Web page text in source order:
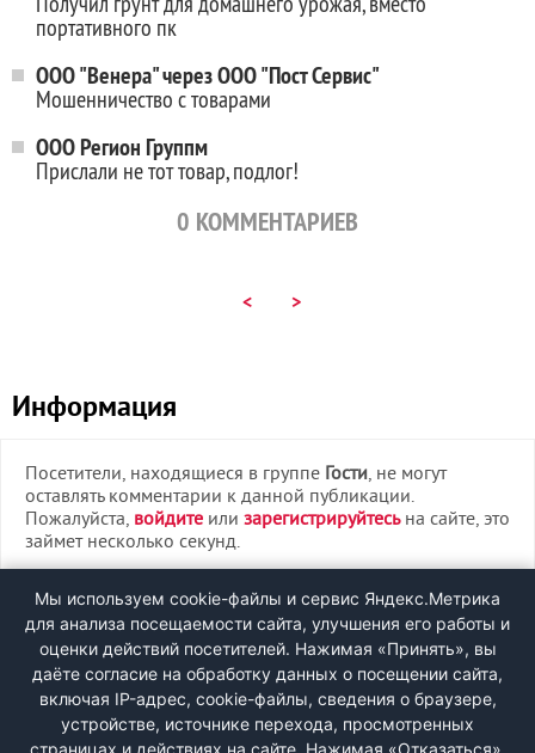
портативного пк
ООО "Венера" через ООО "Пост Сервис"
Мошенничество с товарами
ООО Регион Группм
Прислали не тот товар, подлог!
0 КОММЕНТАРИЕВ
< >
Информация
Посетители, находящиеся в группе Гости, не могут
оставлять комментарии к данной публикации.
Пожалуйста, войдите или зарегистрируйтесьна сайте, это
займет несколько секунд.
ВХОД
РЕГИСТРАЦИЯ
Быстрая регистрациячерез соцсети:
Мы используем cookie-файлы и сервис Яндекс.Метрика
для анализа посещаемости сайта, улучшения его работы и
оценки действий посетителей. Нажимая «Принять», вы
даёте согласие на обработку данных о посещении сайта,
включая IP-адрес, cookie-файлы, сведения о браузере,
устройстве, источнике перехода, просмотренных
страницах и действиях на сайте. Нажимая «Отказаться»,